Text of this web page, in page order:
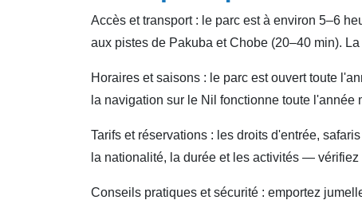
Accès et transport : le parc est à environ 5–6
aux pistes de Pakuba et Chobe (20–40 min).
Horaires et saisons : le parc est ouvert toute
la navigation sur le Nil fonctionne toute
Tarifs et réservations : les droits d'entrée,
la nationalité, la durée et les activités —
Conseils pratiques et sécurité : emportez